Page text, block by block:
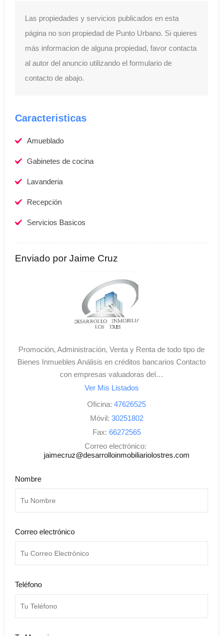
Las propiedades y servicios publicados en esta
página no son propiedad de Punto Urbano. Si quieres
más informacion de alguna propiedad, favor contacta
al autor del anuncio utilizando el formulario de
contacto de abajo.
Caracteristicas
Amueblado
Gabinetes de cocina
Lavanderia
Recepción
Servicios Basicos
Enviado por Jaime Cruz
Promoción, Administración, Venta y Renta de todo tipo de
Bienes Inmuebles Análisis en créditos bancarios Contacto
con empresas valuadoras del…
Ver Mis Listados
Oficina: 47626525
Móvil: 30251802
Fax: 66272565
Correo electrónico:
jaimecruz@desarrolloinmobiliariolostres.com
Nombre
Correo electrónico
Teléfono